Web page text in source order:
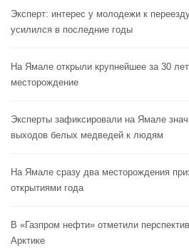
Эксперт: интерес у молодежи к
усилился в последние годы
На Ямале открыли крупнейшее за 30
месторождение
Эксперты зафиксировали на Ямале
выходов белых медведей к людям
На Ямале сразу два месторождения
открытиями года
В «Газпром нефти» отметили
Арктике